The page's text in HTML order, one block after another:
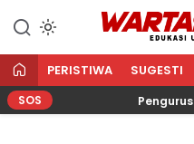
WARTAEdukasi
PERISTIWA SUGESTI
SOS Pengurus